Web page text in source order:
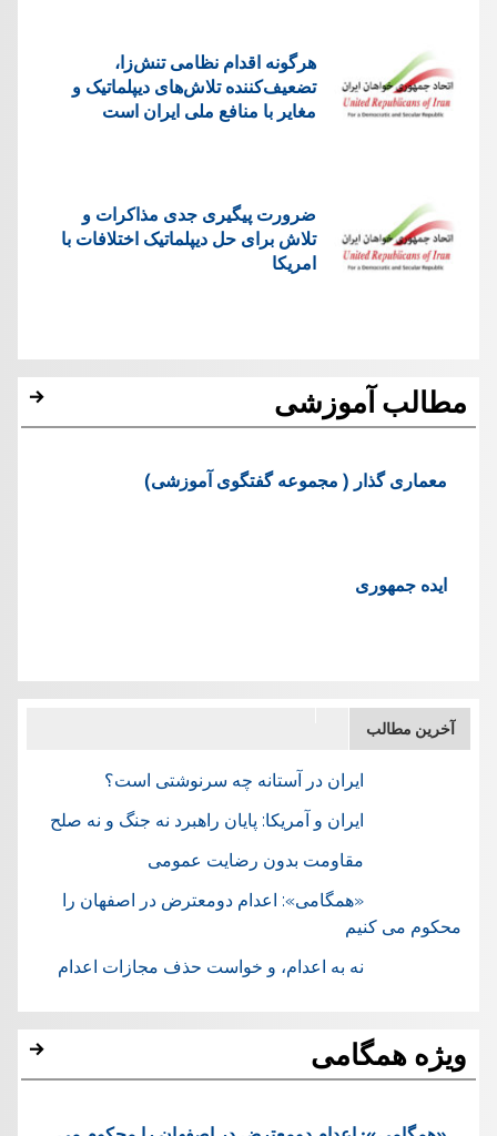
هرگونه اقدام نظامی تنش‌زا،
تضعیف‌کننده تلاش‌های دیپلماتیک و
مغایر با منافع ملی ایران است
ضرورت پیگیری جدی مذاکرات و
تلاش برای حل دیپلماتیک اختلافات با
امریکا
مطالب آموزشی
معماری گذار ( مجموعه گفتگوی آموزشی)
ایده جمهوری
آخرین مطالب
ایران در آستانه چه سرنوشتی است؟
ایران و آمریکا: پایان راهبرد نه جنگ و نه صلح
مقاومت بدون رضایت عمومی
«همگامی»: اعدام دومعترض در اصفهان را
محکوم می کنیم
نه به اعدام، و خواست حذف مجازات اعدام
ویژه همگامی